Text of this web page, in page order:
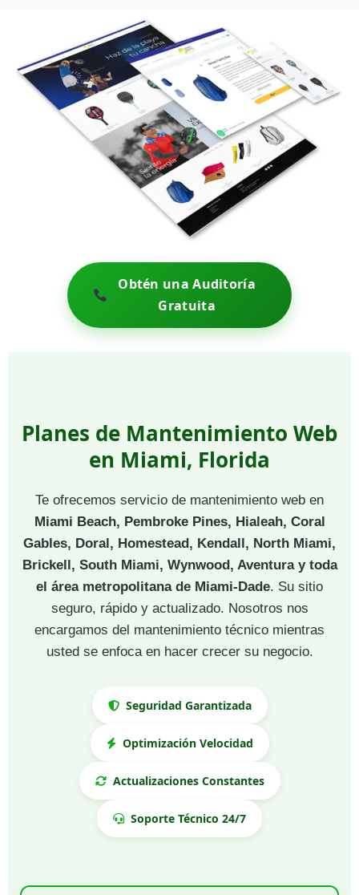
Obtén una Auditoría
Gratuita
Planes de Mantenimiento Web
en Miami, Florida
Te ofrecemos servicio de mantenimiento web en
Miami Beach, Pembroke Pines, Hialeah, Coral
Gables, Doral, Homestead, Kendall, North Miami,
Brickell, South Miami, Wynwood, Aventura y toda
el área metropolitana de Miami-Dade. Su sitio
seguro, rápido y actualizado. Nosotros nos
encargamos del mantenimiento técnico mientras
usted se enfoca en hacer crecer su negocio.
Seguridad Garantizada
Optimización Velocidad
Actualizaciones Constantes
Soporte Técnico 24/7